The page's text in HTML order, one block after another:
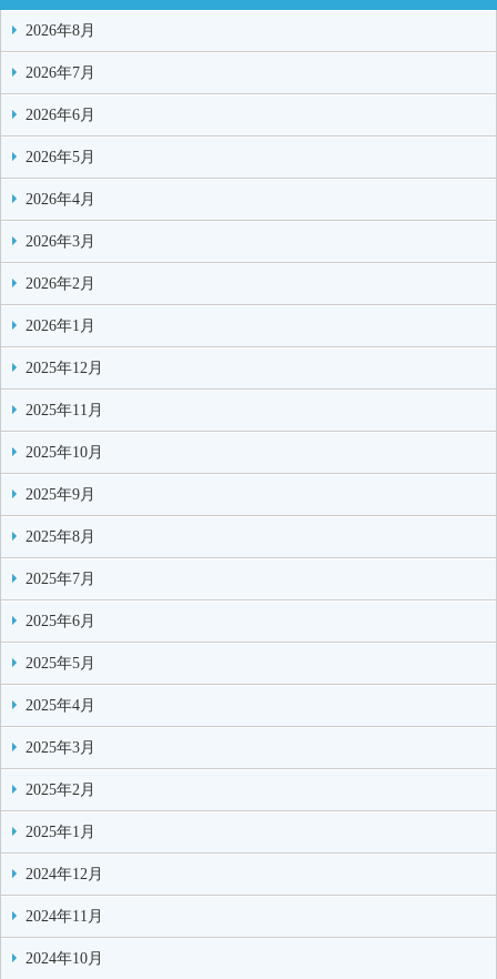
2026年8月
2026年7月
2026年6月
2026年5月
2026年4月
2026年3月
2026年2月
2026年1月
2025年12月
2025年11月
2025年10月
2025年9月
2025年8月
2025年7月
2025年6月
2025年5月
2025年4月
2025年3月
2025年2月
2025年1月
2024年12月
2024年11月
2024年10月